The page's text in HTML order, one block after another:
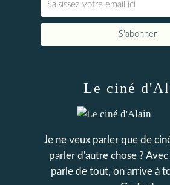
Le ciné
Je ne veux parler que de
parler d'autre chose ?
parle de tout, on arrive à